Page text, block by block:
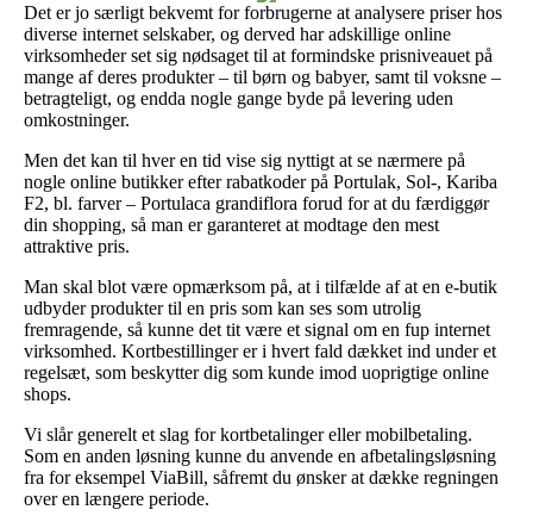
Det er jo særligt bekvemt for forbrugerne at analysere priser hos
diverse internet selskaber, og derved har adskillige online
virksomheder set sig nødsaget til at formindske prisniveauet på
mange af deres produkter – til børn og babyer, samt til voksne –
betragteligt, og endda nogle gange byde på levering uden
omkostninger.
Men det kan til hver en tid vise sig nyttigt at se nærmere på
nogle online butikker efter rabatkoder på Portulak, Sol-, Kariba
F2, bl. farver – Portulaca grandiflora forud for at du færdiggør
din shopping, så man er garanteret at modtage den mest
attraktive pris.
Man skal blot være opmærksom på, at i tilfælde af at en e-butik
udbyder produkter til en pris som kan ses som utrolig
fremragende, så kunne det tit være et signal om en fup internet
virksomhed. Kortbestillinger er i hvert fald dækket ind under et
regelsæt, som beskytter dig som kunde imod uoprigtige online
shops.
Vi slår generelt et slag for kortbetalinger eller mobilbetaling.
Som en anden løsning kunne du anvende en afbetalingsløsning
fra for eksempel ViaBill, såfremt du ønsker at dække regningen
over en længere periode.